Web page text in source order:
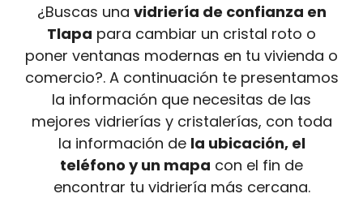
¿Buscas una vidriería de confianza en
Tlapa para cambiar un cristal roto o
poner ventanas modernas en tu vivienda o
comercio?. A continuación te presentamos
la información que necesitas de las
mejores vidrierías y cristalerías, con toda
la información de la ubicación, el
teléfono y un mapa con el fin de
encontrar tu vidriería más cercana.